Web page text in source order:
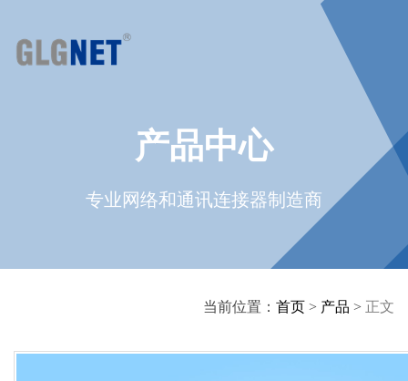
产品中心
专业网络和通讯连接器制造商
当前位置： 首页 > 产品 > 正文